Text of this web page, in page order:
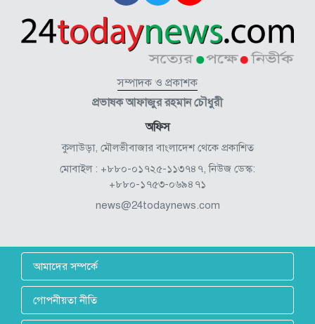
সম্পাদক ও প্রকাশক
প্রভাষক আফাজুর রহমান চৌধুরী
অফিস
কুলাউড়া, মৌলভীবাজার বাংলাদেশ থেকে প্রকাশিত
মোবাইল : +৮৮০-০১৭২৫-১১৩৭৪৭, নিউজ ডেস্ক:
+৮৮০-১৭৫৩-০৬৯৪৭১
news@24todaynews.com
আমাদের সম্পর্কে
গোপনীয়তা নীতি